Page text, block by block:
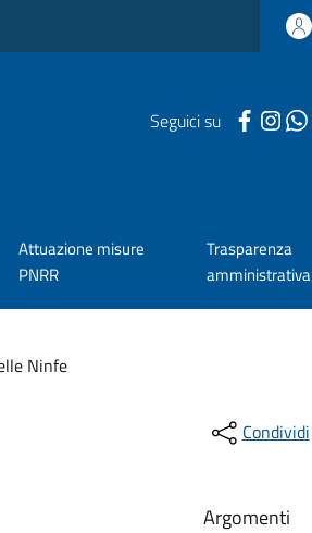
Seguici su
Attuazione misure
PNRR
Trasparenza
amministrativa
Ninfe
Condividi
Argomenti